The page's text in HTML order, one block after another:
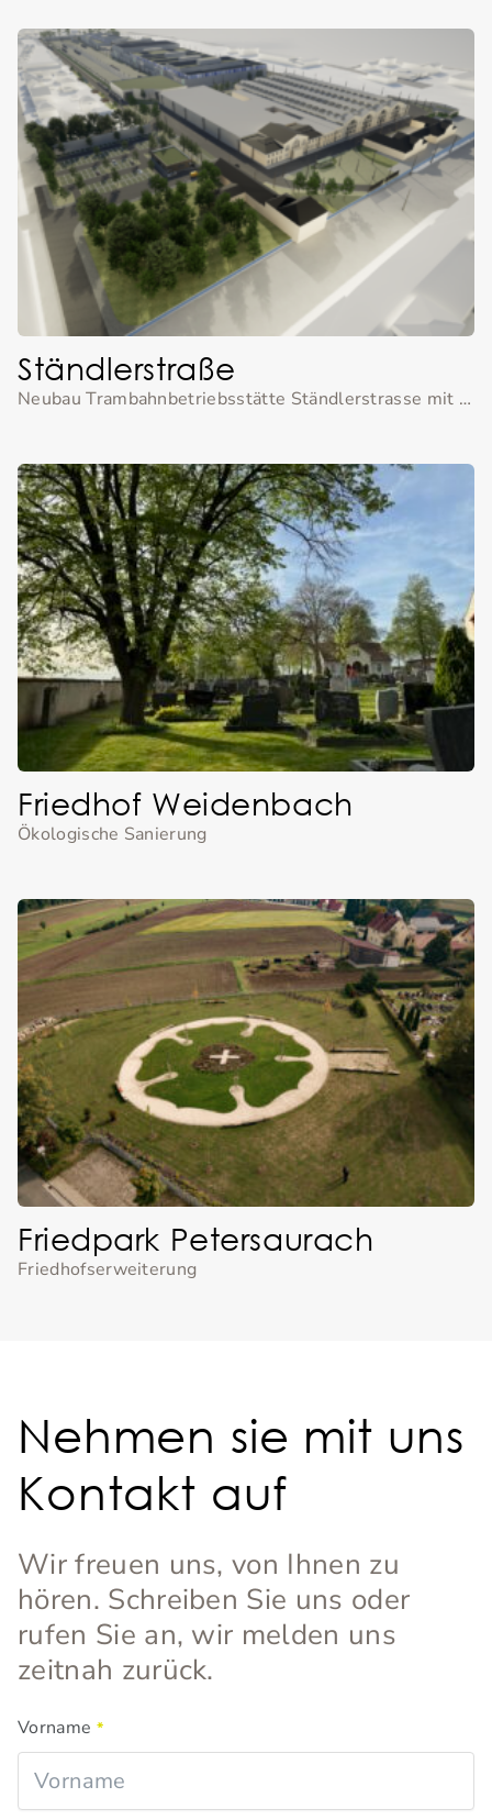
Ständlerstraße
Neubau Trambahnbetriebsstätte Ständlerstrasse mit Dachbegrünung, Nachbargärten und einem Bürgerpark.
Friedhof Weidenbach
Ökologische Sanierung
Friedpark Petersaurach
Friedhofserweiterung
Nehmen sie mit uns
Kontakt auf
Wir freuen uns, von Ihnen zu
hören. Schreiben Sie uns oder
rufen Sie an, wir melden uns
zeitnah zurück.
Vorname *